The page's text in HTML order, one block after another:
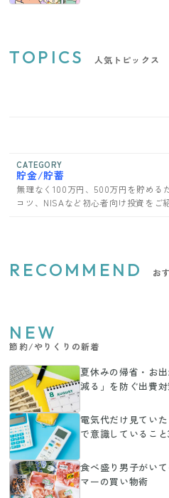
TOPICS 人気トピックス
CATEGORY
貯金/貯蓄
無理なく100万円、500万円を貯める
コツ、NISAなど初心者向け投資をご紹
RECOMMEND お
NEW
節約/やりくりの新着
夏休みの帰省・お
減る」を防ぐ出費
電気代だけ見てい
で意識していること
食べ盛り男子がい
マーの買い物術